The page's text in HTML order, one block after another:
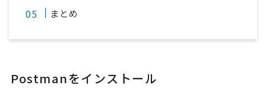
まとめ
Postmanをインストール